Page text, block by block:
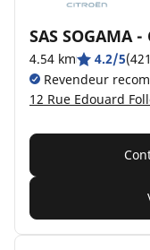
SAS SOGAMA -
4.54 km 4.2/5
Revendeur